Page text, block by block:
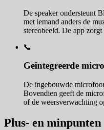
De speaker ondersteunt
met iemand anders de
stereobeeld. De app
📞
Geïntegreerde
De ingebouwde
Bovendien geeft de
of de weersverwachting
Plus- en minpunten